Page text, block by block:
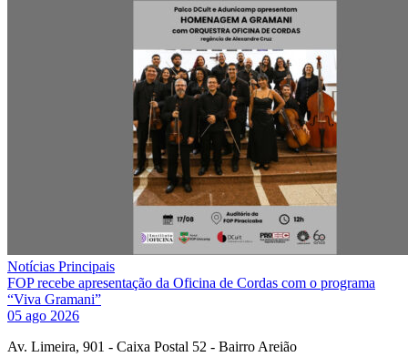
Notícias Principais
FOP recebe apresentação da Oficina de Cordas com o programa
“Viva Gramani”
05 ago 2026
Av. Limeira, 901 - Caixa Postal 52 - Bairro Areião